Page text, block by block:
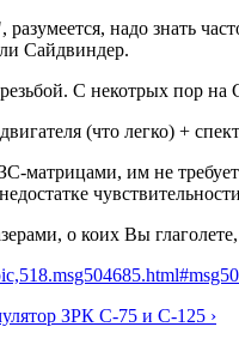
надо знать
Сайдвиндер.
С некотрых пор
(что легко) +
матрицами, им не
о коих Вы
ЗРК C-75 и C-125 ›